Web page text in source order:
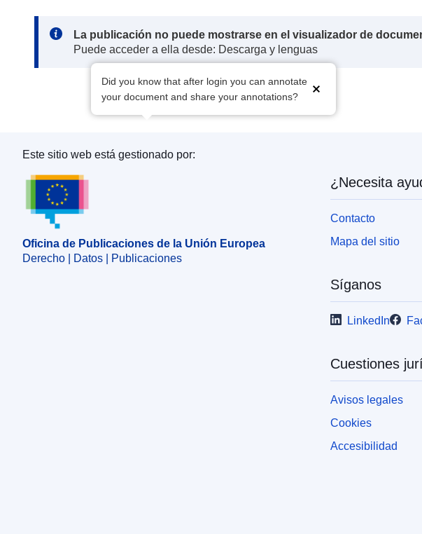
Note:
La publicación no puede mostrarse en el visualizador de
Puede acceder a ella desde: Descarga y lenguas
Did you know that after login you can annotate
your document and share your annotations?
Oficina de Publicaciones de la Unión Europea
Este sitio web está gestionado por:
Oficina de Publicaciones de la Unión Europea
Derecho | Datos | Publicaciones
¿Necesita
Contacto
Mapa del sitio
Síganos
LinkedIn
Cuestiones
Avisos legales
Cookies
Accesibilidad